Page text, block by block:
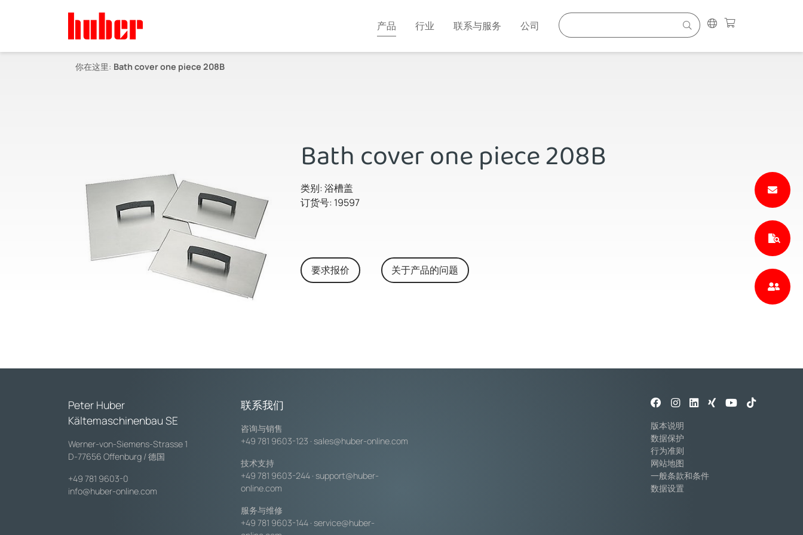
产品 行业 联系与服务 公司
你在这里: Bath cover one piece 208B
Bath cover one piece 208B
类别: 浴槽盖
订货号: 19597
要求报价 关于产品的问题
Peter Huber
Kältemaschinenbau SE
Werner-von-Siemens-Strasse 1
D-77656 Offenburg / 德国
+49 781 9603-0
info@huber-online.com
联系我们
咨询与销售
+49 781 9603-123 · sales@huber-online.com
技术支持
+49 781 9603-244 · support@huber-
online.com
服务与维修
+49 781 9603-144 · service@huber-
版本说明
数据保护
行为准则
网站地图
一般条款和条件
数据设置